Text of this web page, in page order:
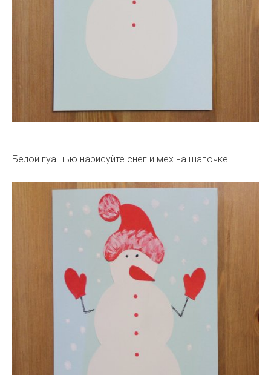
Белой гуашью нарисуйте снег и мех на шапочке.